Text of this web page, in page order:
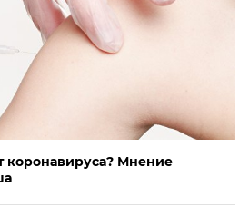
коронавируса? Мнение